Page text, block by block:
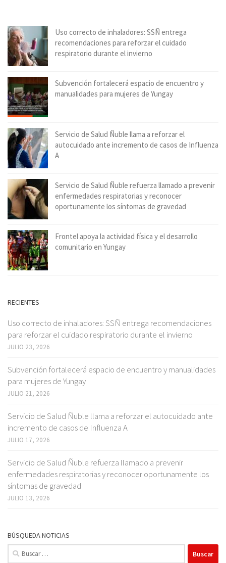
Uso correcto de inhaladores: SSÑ entrega
recomendaciones para reforzar el cuidado
respiratorio durante el invierno
Subvención fortalecerá espacio de encuentro y
manualidades para mujeres de Yungay
Servicio de Salud Ñuble llama a reforzar el
autocuidado ante incremento de casos de Influenza
A
Servicio de Salud Ñuble refuerza llamado a prevenir
enfermedades respiratorias y reconocer
oportunamente los síntomas de gravedad
Frontel apoya la actividad física y el desarrollo
comunitario en Yungay
RECIENTES
Uso correcto de inhaladores: SSÑ entrega recomendaciones
para reforzar el cuidado respiratorio durante el invierno
JULIO 23, 2026
Subvención fortalecerá espacio de encuentro y manualidades
para mujeres de Yungay
JULIO 21, 2026
Servicio de Salud Ñuble llama a reforzar el autocuidado ante
incremento de casos de Influenza A
JULIO 17, 2026
Servicio de Salud Ñuble refuerza llamado a prevenir
enfermedades respiratorias y reconocer oportunamente los
síntomas de gravedad
JULIO 13, 2026
BÚSQUEDA NOTICIAS
Buscar: